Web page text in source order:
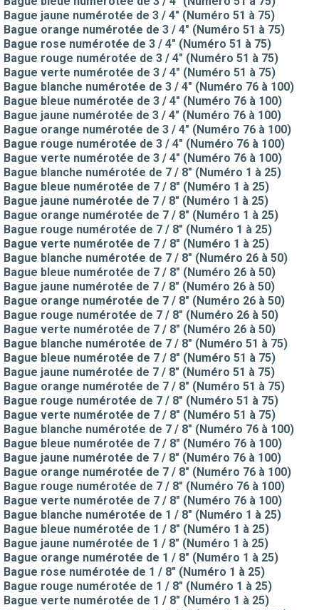
Bague jaune numérotée de 3 / 4" (Numéro 51 à 75)
Bague orange numérotée de 3 / 4" (Numéro 51 à 75)
Bague rose numérotée de 3 / 4" (Numéro 51 à 75)
Bague rouge numérotée de 3 / 4" (Numéro 51 à 75)
Bague verte numérotée de 3 / 4" (Numéro 51 à 75)
Bague blanche numérotée de 3 / 4" (Numéro 76 à 100)
Bague bleue numérotée de 3 / 4" (Numéro 76 à 100)
Bague jaune numérotée de 3 / 4" (Numéro 76 à 100)
Bague orange numérotée de 3 / 4" (Numéro 76 à 100)
Bague rouge numérotée de 3 / 4" (Numéro 76 à 100)
Bague verte numérotée de 3 / 4" (Numéro 76 à 100)
Bague blanche numérotée de 7 / 8" (Numéro 1 à 25)
Bague bleue numérotée de 7 / 8" (Numéro 1 à 25)
Bague jaune numérotée de 7 / 8" (Numéro 1 à 25)
Bague orange numérotée de 7 / 8" (Numéro 1 à 25)
Bague rouge numérotée de 7 / 8" (Numéro 1 à 25)
Bague verte numérotée de 7 / 8" (Numéro 1 à 25)
Bague blanche numérotée de 7 / 8" (Numéro 26 à 50)
Bague bleue numérotée de 7 / 8" (Numéro 26 à 50)
Bague jaune numérotée de 7 / 8" (Numéro 26 à 50)
Bague orange numérotée de 7 / 8" (Numéro 26 à 50)
Bague rouge numérotée de 7 / 8" (Numéro 26 à 50)
Bague verte numérotée de 7 / 8" (Numéro 26 à 50)
Bague blanche numérotée de 7 / 8" (Numéro 51 à 75)
Bague bleue numérotée de 7 / 8" (Numéro 51 à 75)
Bague jaune numérotée de 7 / 8" (Numéro 51 à 75)
Bague orange numérotée de 7 / 8" (Numéro 51 à 75)
Bague rouge numérotée de 7 / 8" (Numéro 51 à 75)
Bague verte numérotée de 7 / 8" (Numéro 51 à 75)
Bague blanche numérotée de 7 / 8" (Numéro 76 à 100)
Bague bleue numérotée de 7 / 8" (Numéro 76 à 100)
Bague jaune numérotée de 7 / 8" (Numéro 76 à 100)
Bague orange numérotée de 7 / 8" (Numéro 76 à 100)
Bague rouge numérotée de 7 / 8" (Numéro 76 à 100)
Bague verte numérotée de 7 / 8" (Numéro 76 à 100)
Bague blanche numérotée de 1 / 8" (Numéro 1 à 25)
Bague bleue numérotée de 1 / 8" (Numéro 1 à 25)
Bague jaune numérotée de 1 / 8" (Numéro 1 à 25)
Bague orange numérotée de 1 / 8" (Numéro 1 à 25)
Bague rose numérotée de 1 / 8" (Numéro 1 à 25)
Bague rouge numérotée de 1 / 8" (Numéro 1 à 25)
Bague verte numérotée de 1 / 8" (Numéro 1 à 25)